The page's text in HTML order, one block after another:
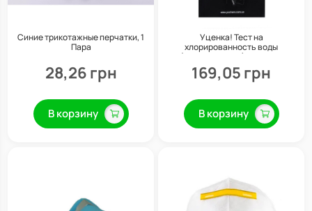
Синие трикотажные перчатки, 1
Пара
28,26 грн
В корзину
Уценка! Тест на
хлорированность воды
(активный хлор), YOCHEM
169,05 грн
В корзину